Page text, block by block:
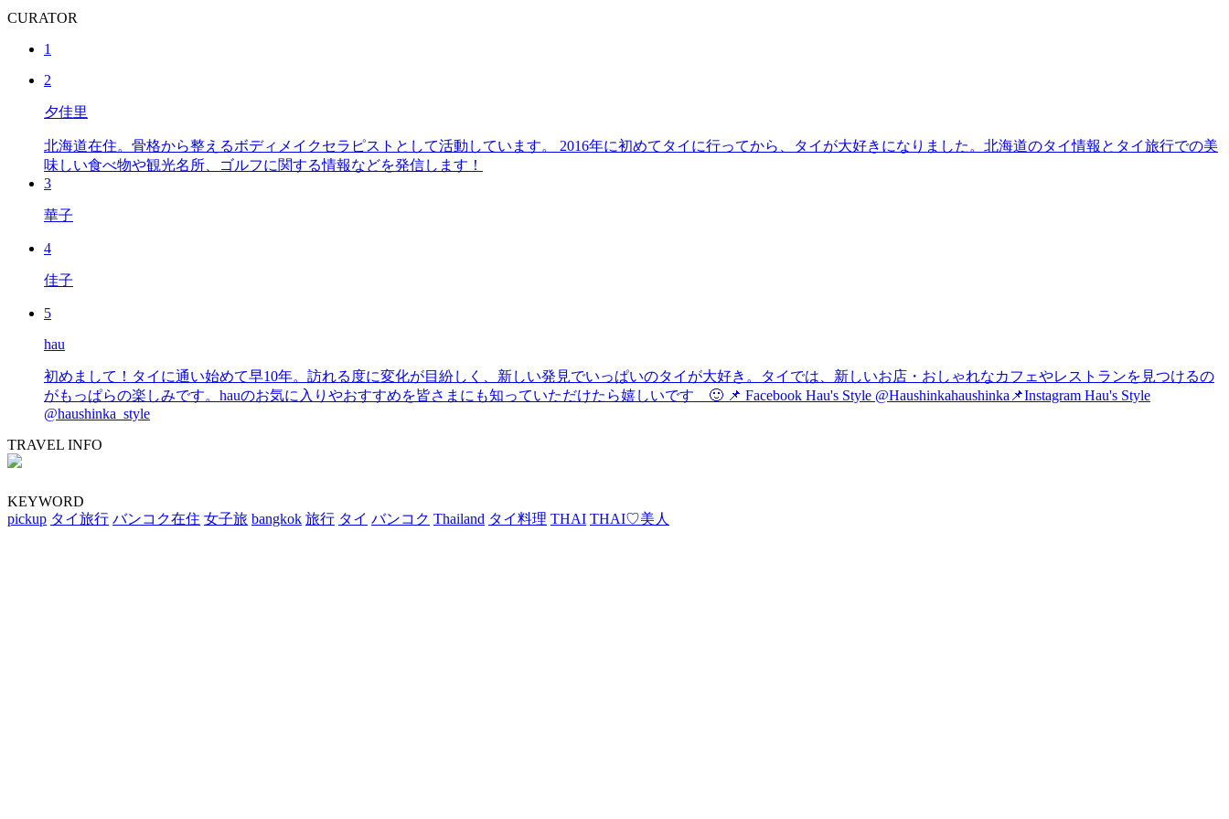
CURATOR
1
2
夕佳里
北海道在住。骨格から整えるボディメイクセラピストとして活動しています。 2016年に初めてタイに行ってから、タイが大好きになりました。北海道のタイ情報とタイ旅行での美
味しい食べ物や観光名所、ゴルフに関する情報などを発信します！
3
華子
4
佳子
5
hau
初めまして！タイに通い始めて早10年。訪れる度に変化が目紛しく、新しい発見でいっぱいのタイが大好き。タイでは、新しいお店・おしゃれなカフェやレストランを見つけるの
がもっぱらの楽しみです。hauのお気に入りやおすすめを皆さまにも知っていただけたら嬉しいです 🙂 📌 Facebook Hau's Style @Haushinkahaushinka📌Instagram Hau's Style
@haushinka_style
TRAVEL INFO
KEYWORD
pickup タイ旅行 バンコク在住 女子旅 bangkok 旅行 タイ バンコク Thailand タイ料理 THAI THAI♡美人